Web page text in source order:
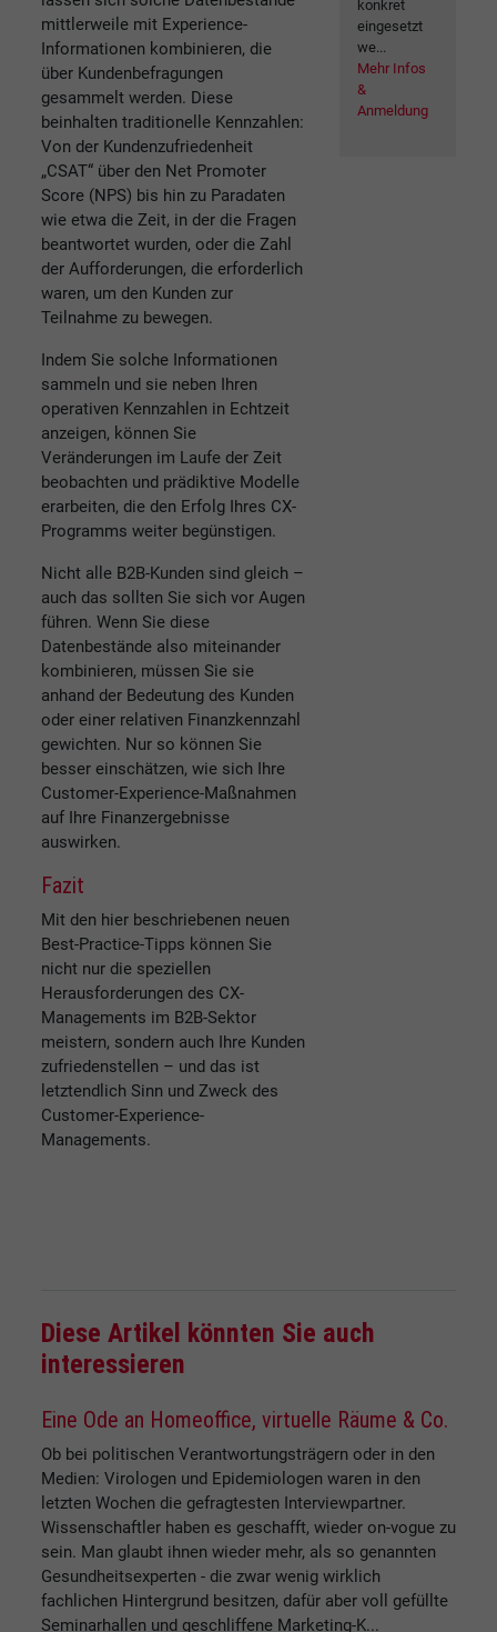
mittlerweile mit Experience-
Informationen kombinieren, die
über Kundenbefragungen
gesammelt werden. Diese
beinhalten traditionelle Kennzahlen:
Von der Kundenzufriedenheit
„CSAT“ über den Net Promoter
Score (NPS) bis hin zu Paradaten
wie etwa die Zeit, in der die Fragen
beantwortet wurden, oder die Zahl
der Aufforderungen, die erforderlich
waren, um den Kunden zur
Teilnahme zu bewegen.
Indem Sie solche Informationen
sammeln und sie neben Ihren
operativen Kennzahlen in Echtzeit
anzeigen, können Sie
Veränderungen im Laufe der Zeit
beobachten und prädiktive Modelle
erarbeiten, die den Erfolg Ihres CX-
Programms weiter begünstigen.
Nicht alle B2B-Kunden sind gleich –
auch das sollten Sie sich vor Augen
führen. Wenn Sie diese
Datenbestände also miteinander
kombinieren, müssen Sie sie
anhand der Bedeutung des Kunden
oder einer relativen Finanzkennzahl
gewichten. Nur so können Sie
besser einschätzen, wie sich Ihre
Customer-Experience-Maßnahmen
auf Ihre Finanzergebnisse
auswirken.
Fazit
Mit den hier beschriebenen neuen
Best-Practice-Tipps können Sie
nicht nur die speziellen
Herausforderungen des CX-
Managements im B2B-Sektor
meistern, sondern auch Ihre Kunden
zufriedenstellen – und das ist
letztendlich Sinn und Zweck des
Customer-Experience-
Managements.
konkret
eingesetzt
we...
Mehr Infos
&
Anmeldung
Diese Artikel könnten Sie auch
interessieren
Eine Ode an Homeoffice, virtuelle Räume & Co.
Ob bei politischen Verantwortungsträgern oder in den
Medien: Virologen und Epidemiologen waren in den
letzten Wochen die gefragtesten Interviewpartner.
Wissenschaftler haben es geschafft, wieder on-vogue zu
sein. Man glaubt ihnen wieder mehr, als so genannten
Gesundheitsexperten - die zwar wenig wirklich
fachlichen Hintergrund besitzen, dafür aber voll gefüllte
Seminarhallen und geschliffene Marketing-K...